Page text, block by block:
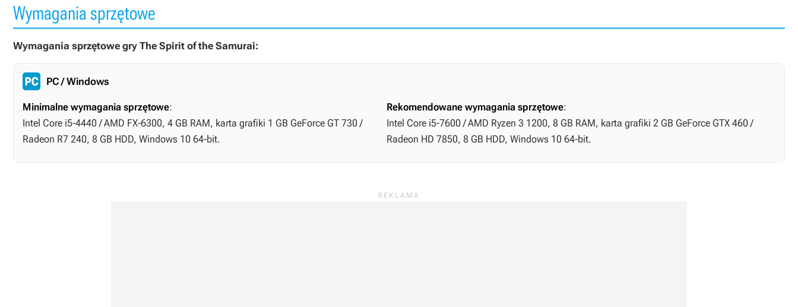
Wymagania sprzętowe
Wymagania sprzętowe gry The Spirit of the Samurai:
PC / Windows
Minimalne wymagania sprzętowe:
Intel Core i5-4440 / AMD FX-6300, 4 GB RAM, karta grafiki 1 GB GeForce GT 730 /
Radeon R7 240, 8 GB HDD, Windows 10 64-bit.
Rekomendowane wymagania sprzętowe:
Intel Core i5-7600 / AMD Ryzen 3 1200, 8 GB RAM, karta grafiki 2 GB GeForce GTX 460 /
Radeon HD 7850, 8 GB HDD, Windows 10 64-bit.